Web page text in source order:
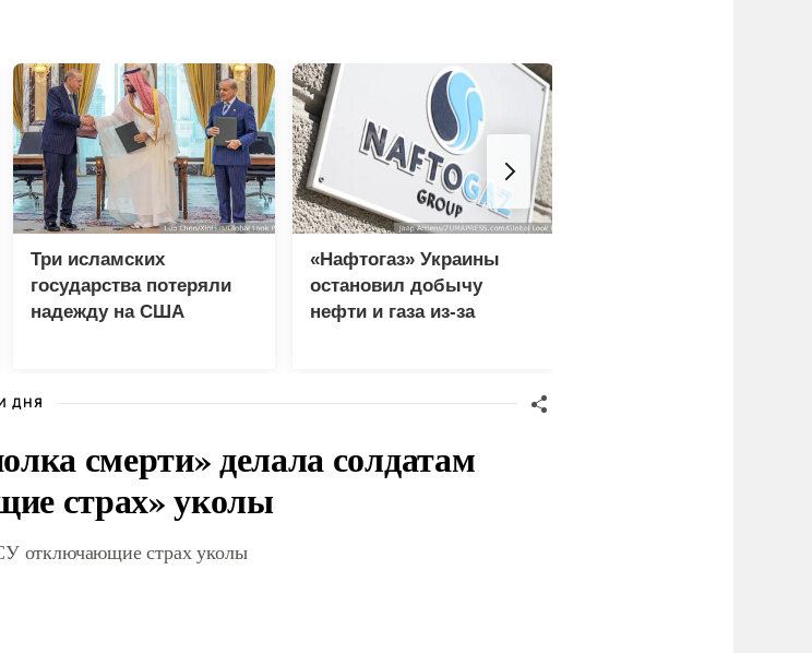
Три исламских
государства потеряли
надежду на США
«Нафтогаз» Украины
остановил добычу
нефти и газа из-за
ДНЯ
смерти» делала солдатам
страх» уколы
отключающие страх уколы